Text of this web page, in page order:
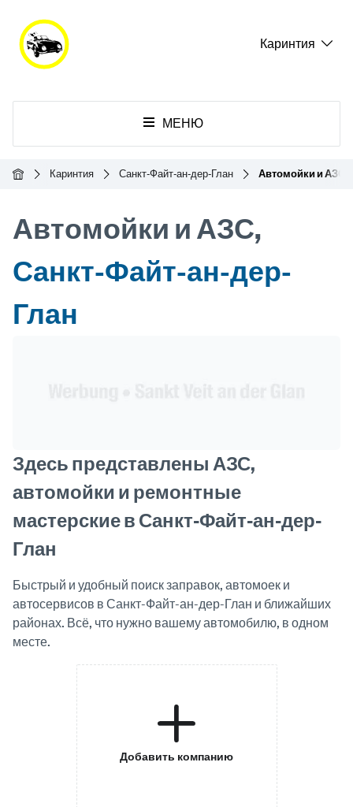
Каринтия
МЕНЮ
ГлавнаяКаринтия Санкт-Файт-ан-дер-Глан Автомойки и АЗС
Автомойки и АЗС,
Санкт-Файт-ан-дер-
Глан
Здесь представлены АЗС,
автомойки и ремонтные
мастерские в Санкт-Файт-ан-дер-
Глан
Быстрый и удобный поиск заправок, автомоек и
автосервисов в Санкт-Файт-ан-дер-Глан и ближайших
районах. Всё, что нужно вашему автомобилю, в одном
месте.
Добавить компанию